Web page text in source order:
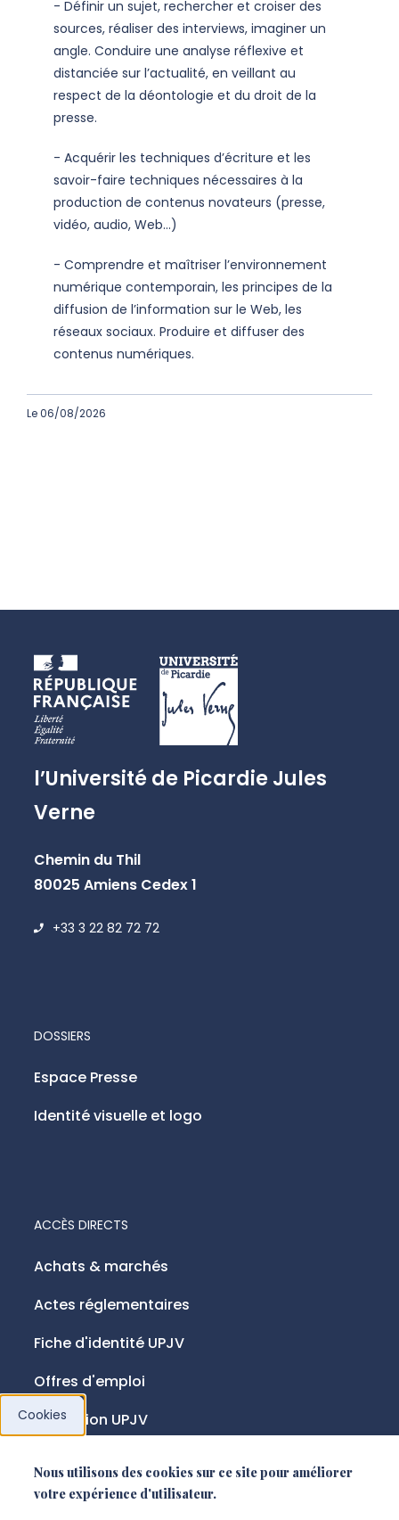
- Définir un sujet, rechercher et croiser des
sources, réaliser des interviews, imaginer un
angle. Conduire une analyse réflexive et
distanciée sur l’actualité, en veillant au
respect de la déontologie et du droit de la
presse.
- Acquérir les techniques d’écriture et les
savoir-faire techniques nécessaires à la
production de contenus novateurs (presse,
vidéo, audio, Web…)
- Comprendre et maîtriser l’environnement
numérique contemporain, les principes de la
diffusion de l’information sur le Web, les
réseaux sociaux. Produire et diffuser des
contenus numériques.
Le 06/08/2026
l’Université de Picardie Jules
Verne
Chemin du Thil
80025 Amiens Cedex 1
+33 3 22 82 72 72
ACCÈS DIRECTS
Achats & marchés
Actes réglementaires
Fiche d'identité UPJV
Offres d'emploi
Fondation UPJV
DOSSIERS
Espace Presse
Identité visuelle et logo
NOUS SUIVRE
Cookies
Nous utilisons des cookies sur ce site pour améliorer
votre expérience d'utilisateur.